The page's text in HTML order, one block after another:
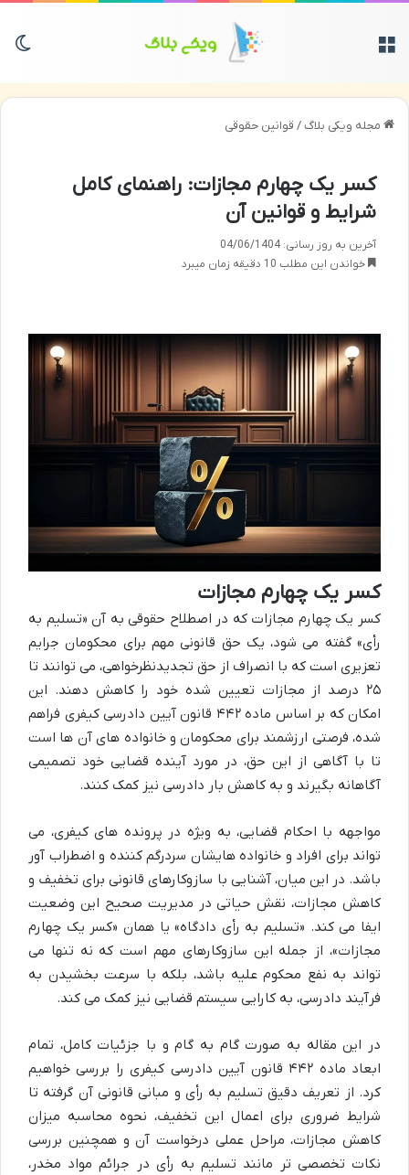
مجله ویکی بلاگ/ قوانین حقوقی
کسر یک چهارم مجازات: راهنمای کامل
شرایط و قوانین آن
آخرین به روز رسانی: 04/06/1404
خواندن این مطلب 10 دقیقه زمان میبرد
کسر یک چهارم مجازات
کسر یک چهارم مجازات که در اصطلاح حقوقی به آن «تسلیم به
رأی» گفته می شود، یک حق قانونی مهم برای محکومان جرایم
تعزیری است که با انصراف از حق تجدیدنظرخواهی، می توانند تا
۲۵ درصد از مجازات تعیین شده خود را کاهش دهند. این
امکان که بر اساس ماده ۴۴۲ قانون آیین دادرسی کیفری فراهم
شده، فرصتی ارزشمند برای محکومان و خانواده های آن ها است
تا با آگاهی از این حق، در مورد آینده قضایی خود تصمیمی
آگاهانه بگیرند و به کاهش بار دادرسی نیز کمک کنند.
مواجهه با احکام قضایی، به ویژه در پرونده های کیفری، می
تواند برای افراد و خانواده هایشان سردرگم کننده و اضطراب آور
باشد. در این میان، آشنایی با سازوکارهای قانونی برای تخفیف و
کاهش مجازات، نقش حیاتی در مدیریت صحیح این وضعیت
ایفا می کند. «تسلیم به رأی دادگاه» یا همان «کسر یک چهارم
مجازات»، از جمله این سازوکارهای مهم است که نه تنها می
تواند به نفع محکوم علیه باشد، بلکه با سرعت بخشیدن به
فرآیند دادرسی، به کارایی سیستم قضایی نیز کمک می کند.
در این مقاله به صورت گام به گام و با جزئیات کامل، تمام
ابعاد ماده ۴۴۲ قانون آیین دادرسی کیفری را بررسی خواهیم
کرد. از تعریف دقیق تسلیم به رأی و مبانی قانونی آن گرفته تا
شرایط ضروری برای اعمال این تخفیف، نحوه محاسبه میزان
کاهش مجازات، مراحل عملی درخواست آن و همچنین بررسی
نکات تخصصی تر مانند تسلیم به رأی در جرائم مواد مخدر،